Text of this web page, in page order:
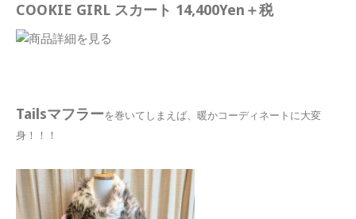
COOKIE GIRL スカート 14,400Yen＋税
Tailsマフラーを巻いてしまえば、暖かコーディネートに大変
身！！！